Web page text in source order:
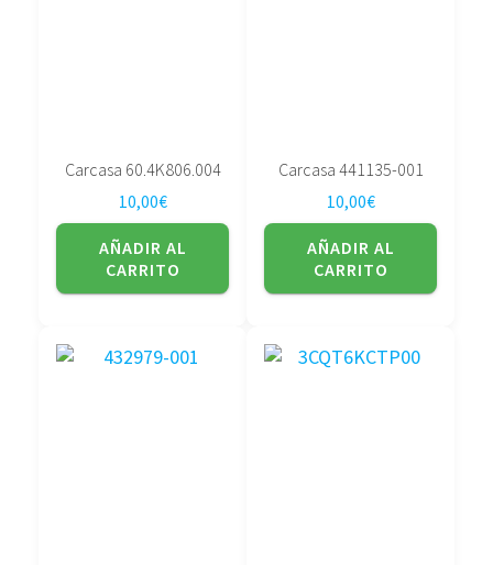
Carcasa 60.4K806.004
10,00€
AÑADIR AL
CARRITO
Carcasa 441135-001
10,00€
AÑADIR AL
CARRITO